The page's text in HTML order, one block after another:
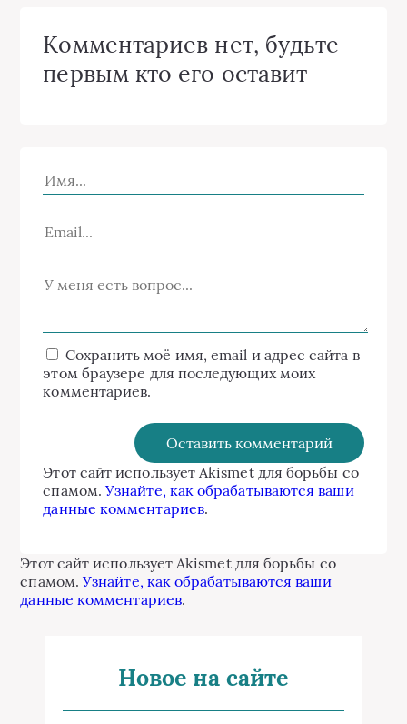
Комментариев нет, будьте
первым кто его оставит
Сохранить моё имя, email и адрес сайта в
этом браузере для последующих моих
комментариев.
Этот сайт использует Akismet для борьбы со
спамом.Узнайте, как обрабатываются ваши
данные комментариев.
Этот сайт использует Akismet для борьбы со
спамом.Узнайте, как обрабатываются ваши
данные комментариев.
Новое на сайте